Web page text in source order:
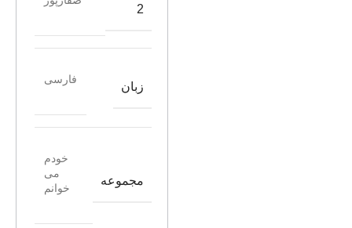
2
زبان
فارسی
مجموعه
خودم
می
خوانم